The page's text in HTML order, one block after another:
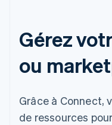
Gérez
ou
Grâce à Connect,
de ressources